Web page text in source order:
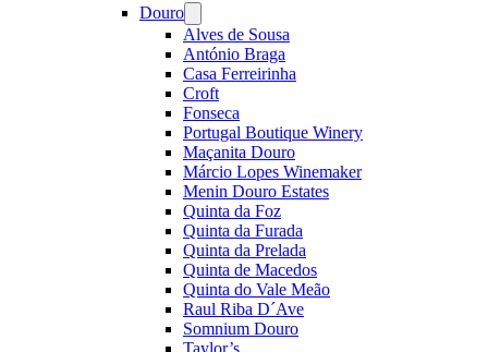
Douro
menu
Alves de Sousa
António Braga
Casa Ferreirinha
Croft
Fonseca
Portugal Boutique Winery
Maçanita Douro
Márcio Lopes Winemaker
Menin Douro Estates
Quinta da Foz
Quinta da Furada
Quinta da Prelada
Quinta de Macedos
Quinta do Vale Meão
Raul Riba D´Ave
Somnium Douro
Taylor’s